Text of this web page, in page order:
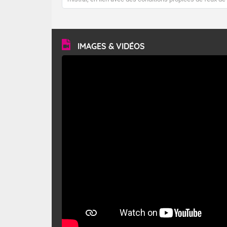
forêt. Mais qu'est-ce que le mistral ? Quelles sont ses
vitesse moyenne de 50 km/h et atteindre 80 à 100 km/h
en rafales, parfois davantage. Il parcourt la basse vallée
du Rhône et la Provence et envahit le littoral
méditerranéen à partir de la Camargue.
IMAGES & VIDÉOS